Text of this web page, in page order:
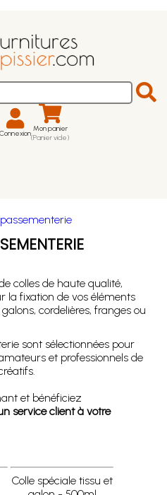
Connexion Mon panier
(Panier vide)
colles de haute qualité,
la fixation de vos éléments
cordelières, franges ou
sont sélectionnées pour
et professionnels de
et bénéficiez
service client à votre
Colle spéciale tissu et